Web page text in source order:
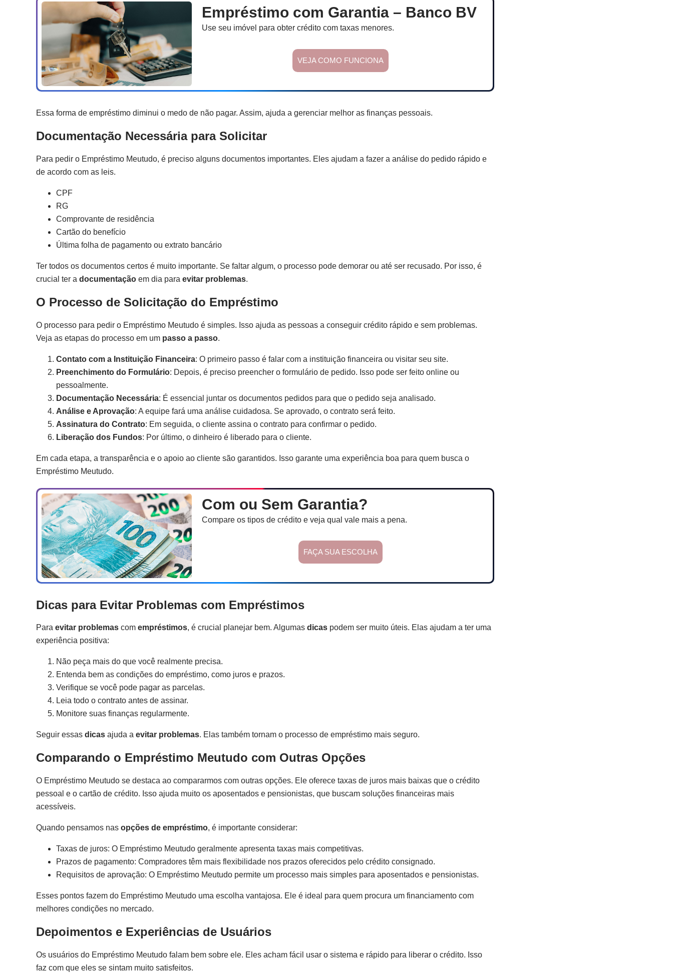
Empréstimo com Garantia – Banco BV
Use seu imóvel para obter crédito com taxas menores.
VEJA COMO FUNCIONA
Essa forma de empréstimo diminui o medo de não pagar. Assim, ajuda a gerenciar melhor as finanças pessoais.
Documentação Necessária para Solicitar
Para pedir o Empréstimo Meutudo, é preciso alguns documentos importantes. Eles ajudam a fazer a análise do pedido rápido e
de acordo com as leis.
CPF
RG
Comprovante de residência
Cartão do benefício
Última folha de pagamento ou extrato bancário
Ter todos os documentos certos é muito importante. Se faltar algum, o processo pode demorar ou até ser recusado. Por isso, é
crucial ter a documentação em dia para evitar problemas.
O Processo de Solicitação do Empréstimo
O processo para pedir o Empréstimo Meutudo é simples. Isso ajuda as pessoas a conseguir crédito rápido e sem problemas.
Veja as etapas do processo em um passo a passo.
Contato com a Instituição Financeira: O primeiro passo é falar com a instituição financeira ou visitar seu site.
Preenchimento do Formulário: Depois, é preciso preencher o formulário de pedido. Isso pode ser feito online ou
pessoalmente.
Documentação Necessária: É essencial juntar os documentos pedidos para que o pedido seja analisado.
Análise e Aprovação: A equipe fará uma análise cuidadosa. Se aprovado, o contrato será feito.
Assinatura do Contrato: Em seguida, o cliente assina o contrato para confirmar o pedido.
Liberação dos Fundos: Por último, o dinheiro é liberado para o cliente.
Em cada etapa, a transparência e o apoio ao cliente são garantidos. Isso garante uma experiência boa para quem busca o
Empréstimo Meutudo.
Com ou Sem Garantia?
Compare os tipos de crédito e veja qual vale mais a pena.
FAÇA SUA ESCOLHA
Dicas para Evitar Problemas com Empréstimos
Para evitar problemas com empréstimos, é crucial planejar bem. Algumas dicas podem ser muito úteis. Elas ajudam a ter uma
experiência positiva:
Não peça mais do que você realmente precisa.
Entenda bem as condições do empréstimo, como juros e prazos.
Verifique se você pode pagar as parcelas.
Leia todo o contrato antes de assinar.
Monitore suas finanças regularmente.
Seguir essas dicas ajuda a evitar problemas. Elas também tornam o processo de empréstimo mais seguro.
Comparando o Empréstimo Meutudo com Outras Opções
O Empréstimo Meutudo se destaca ao compararmos com outras opções. Ele oferece taxas de juros mais baixas que o crédito
pessoal e o cartão de crédito. Isso ajuda muito os aposentados e pensionistas, que buscam soluções financeiras mais
acessíveis.
Quando pensamos nas opções de empréstimo, é importante considerar:
Taxas de juros: O Empréstimo Meutudo geralmente apresenta taxas mais competitivas.
Prazos de pagamento: Compradores têm mais flexibilidade nos prazos oferecidos pelo crédito consignado.
Requisitos de aprovação: O Empréstimo Meutudo permite um processo mais simples para aposentados e pensionistas.
Esses pontos fazem do Empréstimo Meutudo uma escolha vantajosa. Ele é ideal para quem procura um financiamento com
melhores condições no mercado.
Depoimentos e Experiências de Usuários
Os usuários do Empréstimo Meutudo falam bem sobre ele. Eles acham fácil usar o sistema e rápido para liberar o crédito. Isso
faz com que eles se sintam muito satisfeitos.